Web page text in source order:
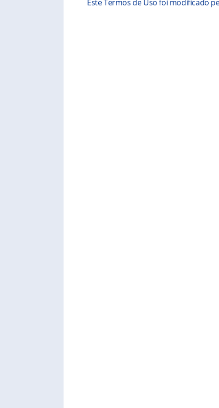
Este Termos de Uso foi modificado